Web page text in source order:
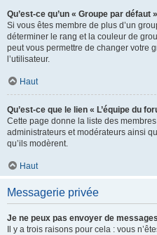
Qu’est-ce qu’un « Groupe par défaut
Si vous êtes membre de plus d’un
déterminer le rang et la couleur de
peut vous permettre de changer votre
l’utilisateur.
Haut
Qu’est-ce que le lien « L’équipe du
Cette page donne la liste des
administrateurs et modérateurs ainsi
qu’ils modèrent.
Haut
Messagerie privée
Je ne peux pas envoyer de
Il y a trois raisons pour cela : vous